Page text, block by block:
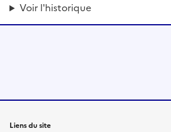
Voir l'historique
Liens du site